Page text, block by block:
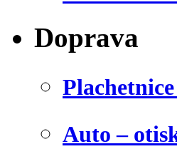
Doprava
Auto –